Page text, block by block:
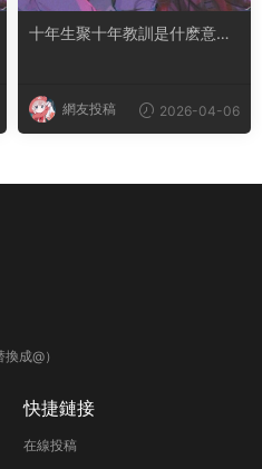
十年生聚十年教訓是什麽意思
網友投稿 2026-04-06
成@）
快捷鏈接
在線投稿